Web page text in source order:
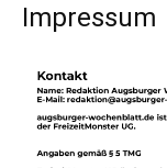
Impressum